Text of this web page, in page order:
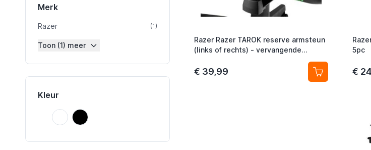
Merk
Razer (1)product
Toon (1) meer
Kleur
Onbekend
Onbekend
Zwart
Zwart
Razer Razer TAROK reserve armsteun
(links of rechts) - vervangende
€ 39,99
5pc
€